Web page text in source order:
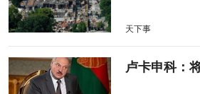
天下事
卢卡申科：